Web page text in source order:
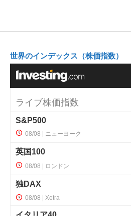
世界のインデックス（株価指数）